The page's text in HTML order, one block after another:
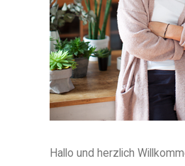
Hallo und herzlich